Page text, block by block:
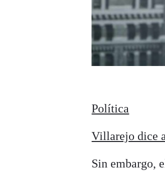
Política
Villarejo dice
Sin embargo,